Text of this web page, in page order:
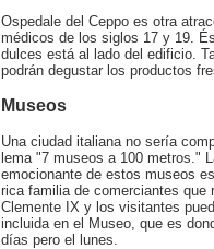
Ospedale del Ceppo es otra
médicos de los siglos 17 y 19.
dulces está al lado del edificio.
podrán degustar los productos
Museos
Una ciudad italiana no sería
lema "7 museos a 100 metros."
emocionante de estos museos
rica familia de comerciantes que
Clemente IX y los visitantes
incluida en el Museo, que es
días pero el lunes.